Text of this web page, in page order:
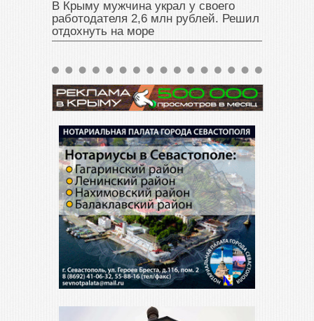
В Крыму мужчина украл у своего
работодателя 2,6 млн рублей. Решил
отдохнуть на море